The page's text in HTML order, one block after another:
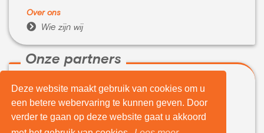
Deze website maakt gebruik van cookies om u
een betere webervaring te kunnen geven. Door
verder te gaan op deze website gaat u akkoord
Over ons
 Wie zijn wij
Onze partners
 WeBuyIt.nl
 LaptopVerkopen.eu
Tijdelijk extra geld nodig?